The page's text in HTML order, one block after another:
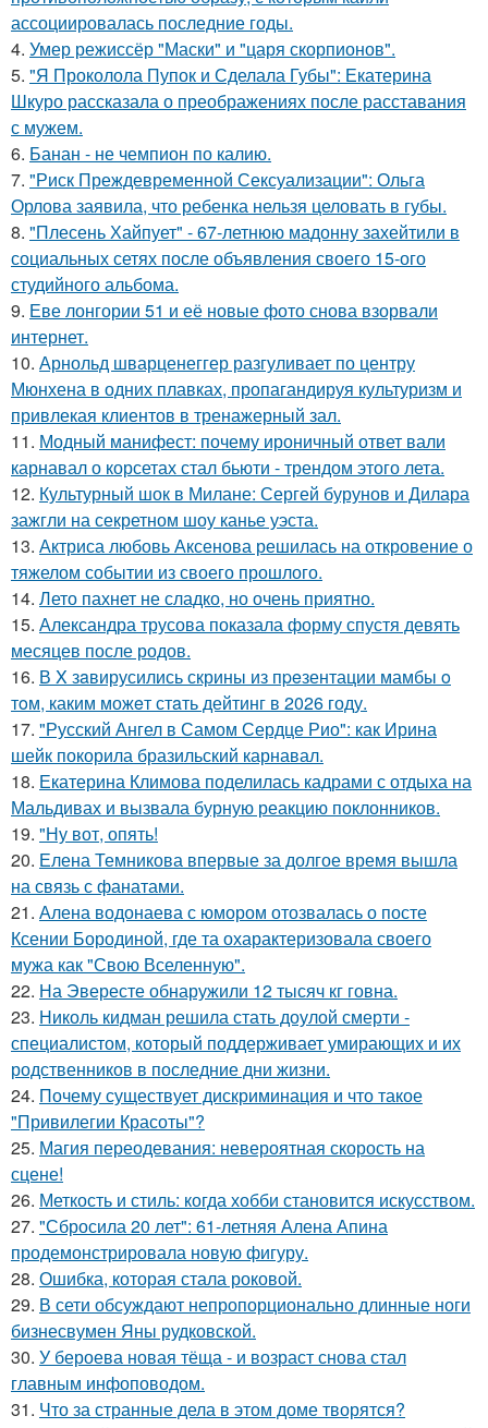
ассоциировалась последние годы.
4. Умер режиссёр "Маски" и "царя скорпионов".
5. "Я Проколола Пупок и Сделала Губы": Екатерина
Шкуро рассказала о преображениях после расставания
с мужем.
6. Банан - не чемпион по калию.
7. "Риск Преждевременной Сексуализации": Ольга
Орлова заявила, что ребенка нельзя целовать в губы.
8. "Плесень Хайпует" - 67-летнюю мадонну захейтили в
социальных сетях после объявления своего 15-ого
студийного альбома.
9. Еве лонгории 51 и её новые фото снова взорвали
интернет.
10. Арнольд шварценеггер разгуливает по центру
Мюнхена в одних плавках, пропагандируя культуризм и
привлекая клиентов в тренажерный зал.
11. Модный манифест: почему ироничный ответ вали
карнавал о корсетах стал бьюти - трендом этого лета.
12. Культурный шок в Милане: Сергей бурунов и Дилара
зажгли на секретном шоу канье уэста.
13. Актриса любовь Аксенова решилась на откровение о
тяжелом событии из своего прошлого.
14. Лето пахнет не сладко, но очень приятно.
15. Александра трусова показала форму спустя девять
месяцев после родов.
16. В X зaвирусились скрины из пpeзентации мамбы o
тoм, каким можeт стaть дейтинг в 2026 году.
17. "Русский Ангел в Самом Сердце Рио": как Ирина
шейк покорила бразильский карнавал.
18. Екатерина Климова поделилась кадрами с отдыха на
Мальдивах и вызвала бурную реакцию поклонников.
19. "Ну вот, опять!
20. Елена Темникова впервые за долгое время вышла
на связь с фанатами.
21. Алена водонаева с юмором отозвалась о посте
Ксении Бородиной, где та охарактеризовала своего
мужа как "Свою Вселенную".
22. На Эвересте обнаружили 12 тысяч кг говна.
23. Николь кидман решила стать доулой смерти -
специалистом, который поддерживает умирающих и их
родственников в последние дни жизни.
24. Почему существует дискриминация и что такое
"Привилегии Красоты"?
25. Магия переодевания: невероятная скорость на
сцене!
26. Меткость и стиль: когда хобби становится искусством.
27. "Сбросила 20 лет": 61-летняя Алена Апина
продемонстрировала новую фигуру.
28. Ошибка, которая стала роковой.
29. В сети обсуждают непропорционально длинные ноги
бизнесвумен Яны рудковской.
30. У бероева новая тёща - и возраст снова стал
главным инфоповодом.
31. Что за странные дела в этом доме творятся?